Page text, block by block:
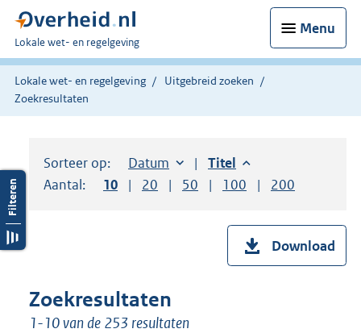
Menu
U
bent
hier:
Lokale wet- en regelgeving
Lokale wet- en regelgeving
Uitgebreid zoeken
Zoekresultaten
Sorteer op: Sorteer op:
Datum aflopendSorteer op:
Titel aflopend
Aantal:
Toon
10 resultaten per pagina
Toon
20 resultaten per pagina
Toon
50 resultaten per pagina
Toon
100 resultaten per
Toon
200
Download
Zoekresultaten
1-10 van de 253 resultaten